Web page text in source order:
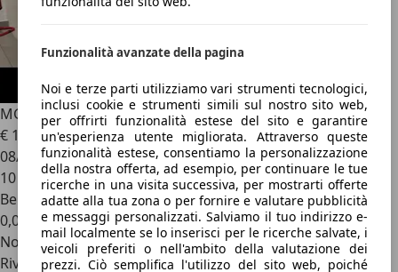
Funzionalità avanzate della pagina
Noi e terze parti utilizziamo vari strumenti tecnologici,
inclusi cookie e strumenti simili sul nostro sito web,
per offrirti funzionalità estese del sito e garantire
un'esperienza utente migliorata. Attraverso queste
funzionalità estese, consentiamo la personalizzazione
della nostra offerta, ad esempio, per continuare le tue
ricerche in una visita successiva, per mostrarti offerte
adatte alla tua zona o per fornire e valutare pubblicità
e messaggi personalizzati. Salviamo il tuo indirizzo e-
mail localmente se lo inserisci per le ricerche salvate, i
veicoli preferiti o nell'ambito della valutazione dei
prezzi. Ciò semplifica l'utilizzo del sito web, poiché
MG ZS1.5 Standard
€ 13.9901
08/2026
10 km
Benzina
0,0 l/100 km (comb.)
Novità
Rivenditore